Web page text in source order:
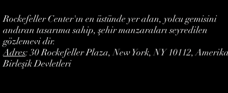
Rockefeller Center'ın en üstünde yer alan, yolcu gemisini
andıran tasarıma sahip, şehir manzaraları seyredilen
gözlemevi dir.
Adres: 30 Rockefeller Plaza, New York, NY 10112,
Birleşik Devletleri